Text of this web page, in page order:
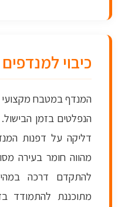
כיבוי למנדפים
המנדף במטבח מקצועי
הנפלטים בזמן
דליקה על דפנות
מהווה חומר בעירה
להתקדם דרכה
מתוכננת להתמודד